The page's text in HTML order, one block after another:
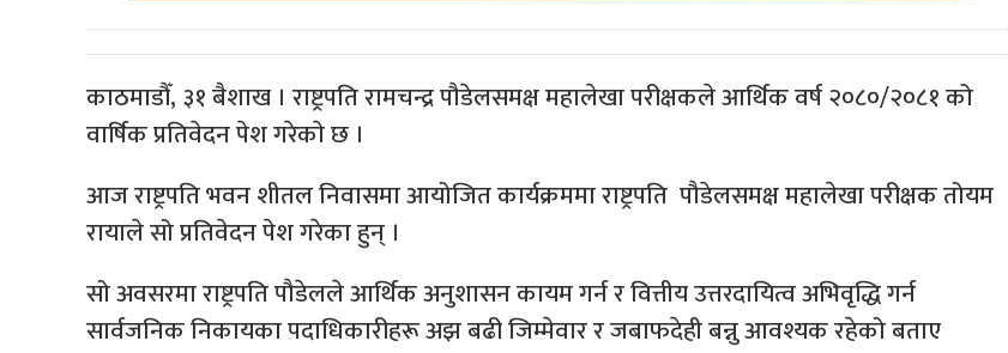
काठमाडौँ, ३१ बैशाख । राष्ट्रपति रामचन्द्र पौडेलसमक्ष महालेखा परीक्षकले आर्थिक वर्ष २०८०/२०८१ को
वार्षिक प्रतिवेदन पेश गरेकाे छ ।
आज राष्ट्रपति भवन शीतल निवासमा आयोजित कार्यक्रममा राष्ट्रपति पौडेलसमक्ष महालेखा परीक्षक तोयम
रायाले सो प्रतिवेदन पेश गरेका हुन् ।
सो अवसरमा राष्ट्रपति पौडेलले आर्थिक अनुशासन कायम गर्न र वित्तीय उत्तरदायित्व अभिवृद्धि गर्न
सार्वजनिक निकायका पदाधिकारीहरू अझ बढी जिम्मेवार र जबाफदेही बन्नु आवश्यक रहेको बताए